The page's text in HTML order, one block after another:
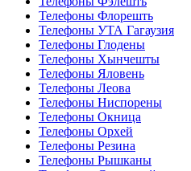
Телефоны Флорешть
Телефоны УТА Гагаузия
Телефоны Глодены
Телефоны Хынчешты
Телефоны Яловень
Телефоны Леова
Телефоны Ниспорены
Телефоны Окница
Телефоны Орхей
Телефоны Резина
Телефоны Рышканы